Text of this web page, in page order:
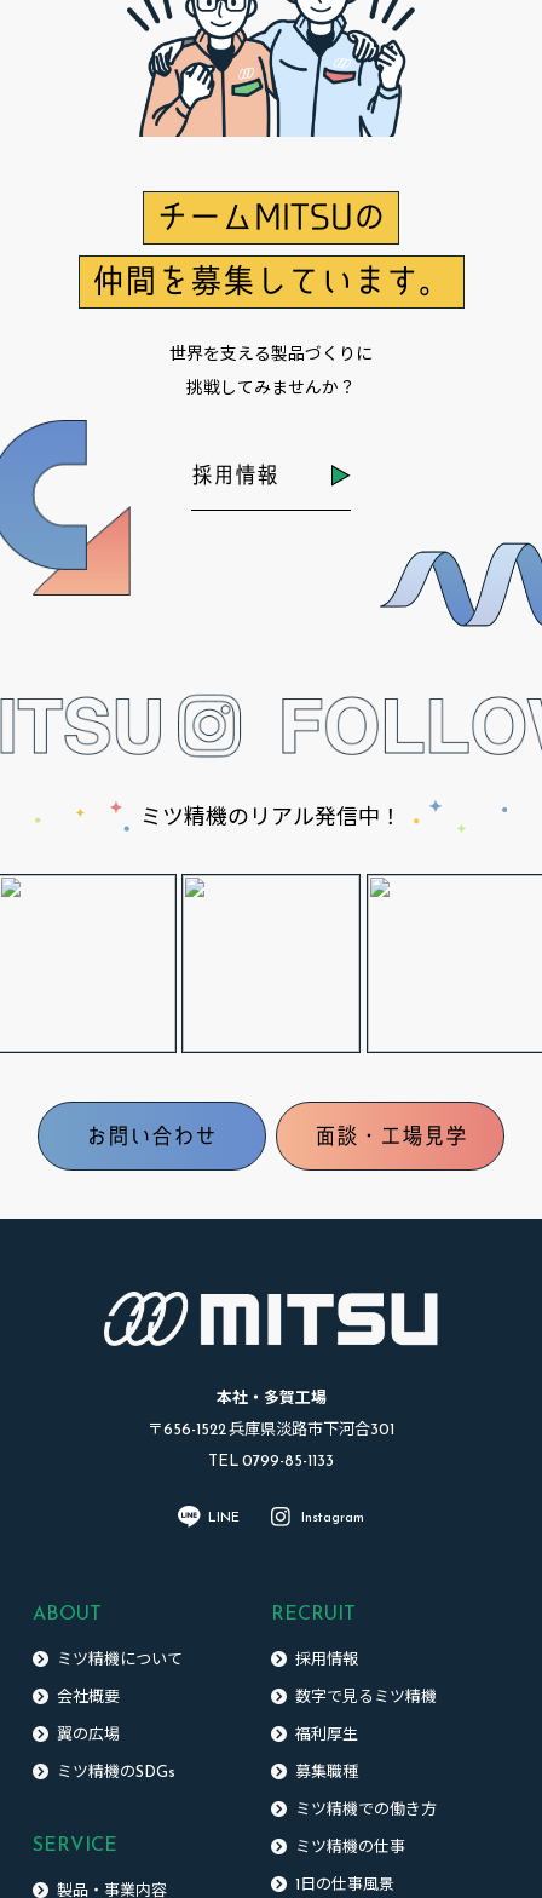
チームMITSUの
仲間を募集しています。
世界を支える製品づくりに
挑戦してみませんか？
採用情報
ミツ精機のリアル発信中！
お問い合わせ 面談・工場見学
本社・多賀工場
〒656-1522 兵庫県淡路市下河合301
TEL 0799-85-1133
LINE Instagram
ABOUT
ミツ精機について
会社概要
翼の広場
ミツ精機のSDGs
SERVICE
製品・事業内容
RECRUIT
採用情報
数字で見るミツ精機
福利厚生
募集職種
ミツ精機での働き方
ミツ精機の仕事
1日の仕事風景